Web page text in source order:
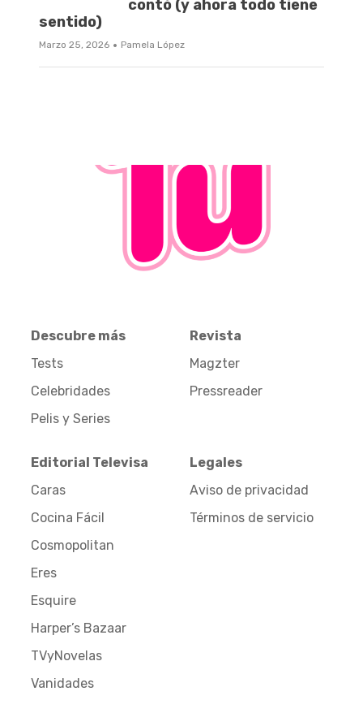
contó (y ahora todo tiene
sentido)
Marzo 25, 2026 · Pamela López
Descubre más
Tests
Celebridades
Pelis y Series
Revista
Magzter
Pressreader
Editorial Televisa
Caras
Cocina Fácil
Cosmopolitan
Eres
Esquire
Harper’s Bazaar
TVyNovelas
Vanidades
Legales
Aviso de privacidad
Términos de servicio